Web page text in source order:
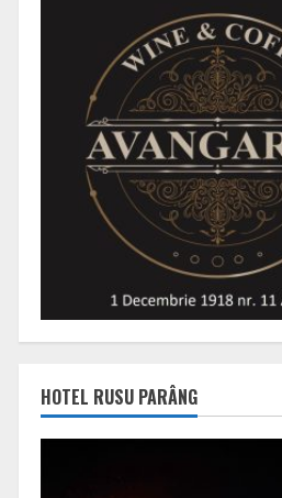
HOTEL RUSU PARÂNG